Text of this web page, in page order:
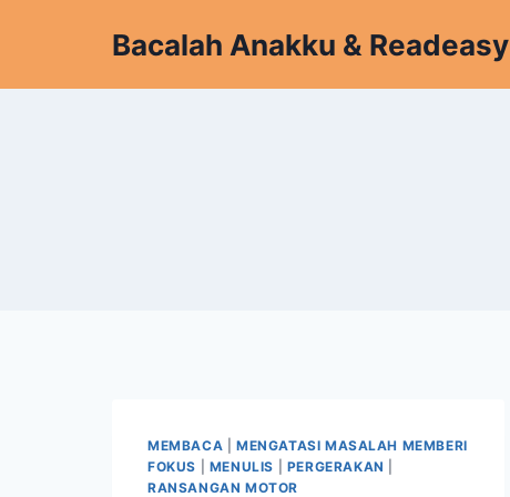
Bacalah Anakku & Readeasy
MEMBACA
MENGATASI MASALAH MEMBERI
FOKUS
MENULIS PERGERAKAN
RANSANGAN MOTOR